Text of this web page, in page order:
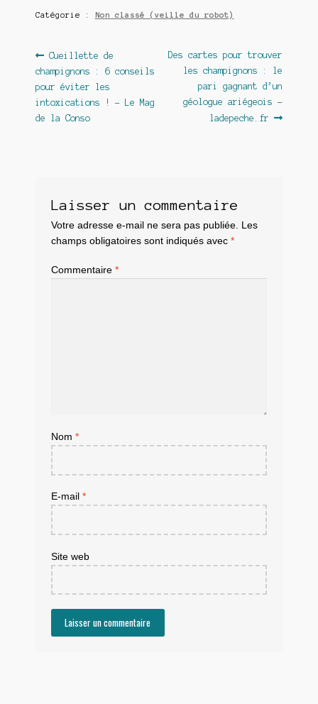
Catégorie : Non classé (veille du robot)
Navigation
de
l’article
Article
précédent :
Cueillette de
champignons : 6 conseils
pour éviter les
intoxications ! – Le Mag
de la Conso
Article
suivant :
Des cartes pour trouver
les champignons : le
pari gagnant d’un
géologue ariégeois –
ladepeche.fr
Laisser un commentaire
Votre adresse e-mail ne sera pas publiée. Les
champs obligatoires sont indiqués avec *
Commentaire *
Nom *
E-mail *
Site web